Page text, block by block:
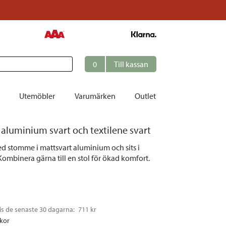
0 Till kassan
Utemöbler Varumärken Outlet
svart och textilene svart
stomme i mattsvart aluminium och sits i
gärna till en stol för ökad komfort.
de senaste 30 dagarna: 711 kr